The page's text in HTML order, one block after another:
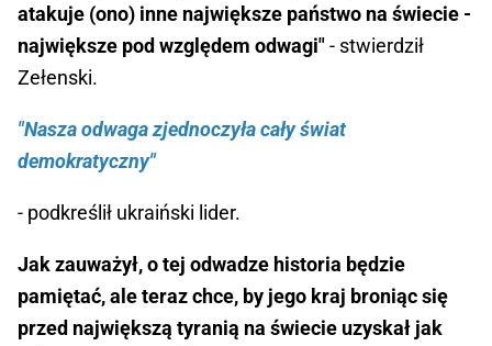
atakuje (ono) inne największe państwo na świecie -
największe pod względem odwagi"- stwierdził
Zełenski.
"Nasza odwaga zjednoczyła cały świat
demokratyczny"
- podkreślił ukraiński lider.
Jak zauważył, o tej odwadze historia będzie
pamiętać, ale teraz chce, by jego kraj broniąc się
przed największą tyranią na świecie uzyskał jak